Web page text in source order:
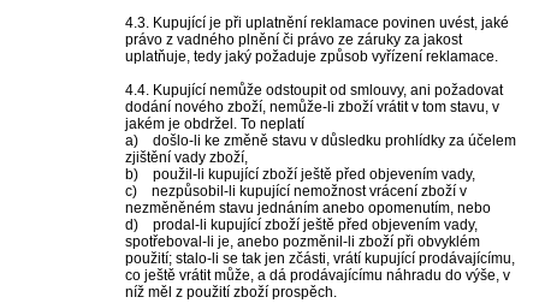
4.3. Kupující je při uplatnění reklamace povinen uvést, jaké
právo z vadného plnění či právo ze záruky za jakost
uplatňuje, tedy jaký požaduje způsob vyřízení reklamace.
4.4. Kupující nemůže odstoupit od smlouvy, ani požadovat
dodání nového zboží, nemůže-li zboží vrátit v tom stavu, v
jakém je obdržel. To neplatí
a) došlo-li ke změně stavu v důsledku prohlídky za účelem
zjištění vady zboží,
b) použil-li kupující zboží ještě před objevením vady,
c) nezpůsobil-li kupující nemožnost vrácení zboží v
nezměněném stavu jednáním anebo opomenutím, nebo
d) prodal-li kupující zboží ještě před objevením vady,
spotřeboval-li je, anebo pozměnil-li zboží při obvyklém
použití; stalo-li se tak jen zčásti, vrátí kupující prodávajícímu,
co ještě vrátit může, a dá prodávajícímu náhradu do výše, v
níž měl z použití zboží prospěch.